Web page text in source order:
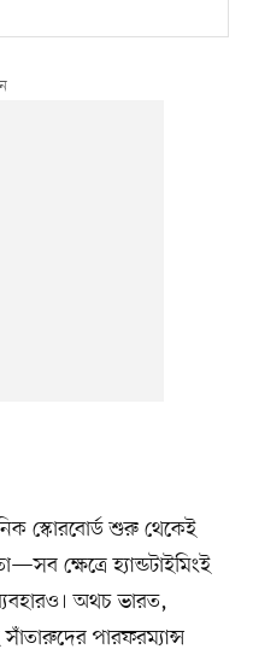
স্কোরবোর্ড শুরু থেকেই
ক্ষেত্রে হ্যান্ডটাইমিংই
অথচ ভারত,
পারফরম্যান্স